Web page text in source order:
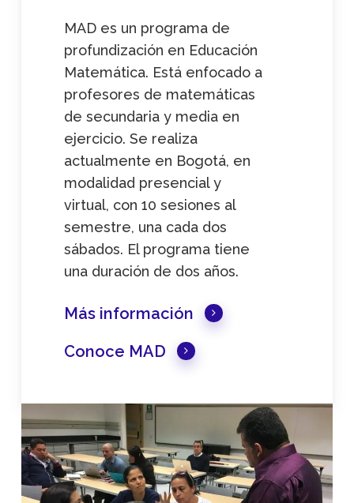
MAD es un programa de
profundización en Educación
Matemática. Está enfocado a
profesores de matemáticas
de secundaria y media en
ejercicio. Se realiza
actualmente en Bogotá, en
modalidad presencial y
virtual, con 10 sesiones al
semestre, una cada dos
sábados. El programa tiene
una duración de dos años.
Más información
Conoce MAD